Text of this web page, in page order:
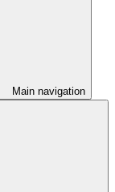
Main navigation